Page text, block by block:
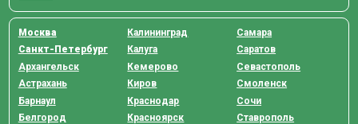
Москва
Санкт-Петербург
Архангельск
Астрахань
Барнаул
Белгород
Калининград
Калуга
Кемерово
Киров
Краснодар
Красноярск
Самара
Саратов
Севастополь
Смоленск
Сочи
Ставрополь